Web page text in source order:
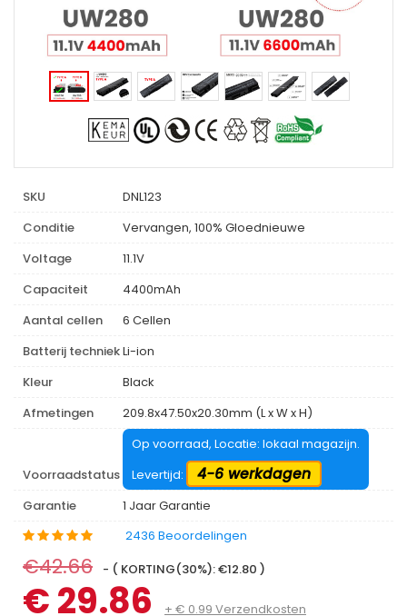
SKU
DNL123
Conditie
Vervangen, 100% Gloednieuwe
Voltage
11.1V
Capaciteit
4400mAh
Aantal cellen
6 Cellen
Batterij techniekLi-ion
Kleur
Black
Afmetingen
209.8x47.50x20.30mm (L x W x H)
Voorraadstatus
Op voorraad, Locatie: lokaal magazijn.
Levertijd:
4-6 werkdagen
Garantie
1 Jaar Garantie
2436 Beoordelingen
€42.66 - ( KORTING(30%): €12.80 )
€ 29.86 + € 0.99 Verzendkosten